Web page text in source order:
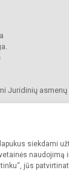
siekdami
naudojimą
jūs
Juridinių
gimnazija.
sutikimo
Slapukų